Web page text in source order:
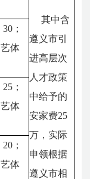
其中含
遵义市引
进高层次
人才政策
中给予的
安家费25
万，实际
申领根据
遵义市相
30 ；
体
25 ；
体
20 ；
体